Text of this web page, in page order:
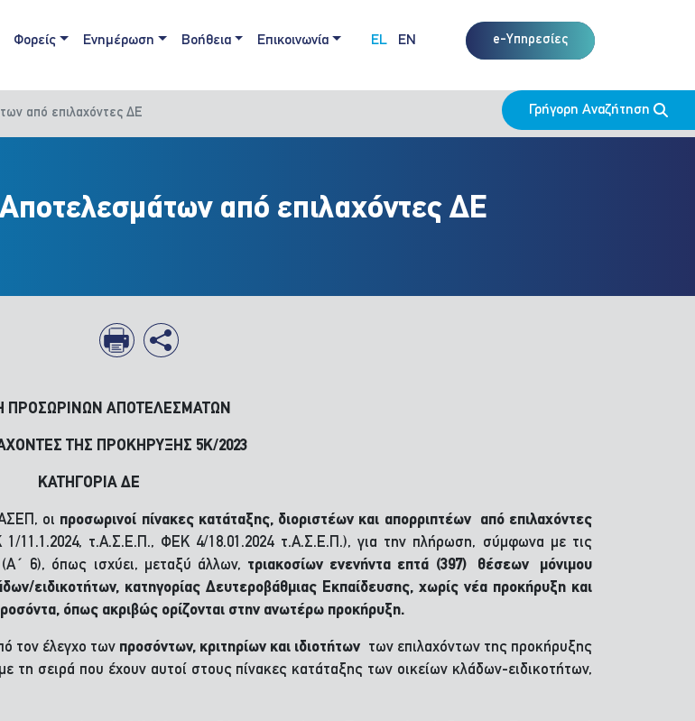
Φορείς Ενημέρωση Βοήθεια Επικοινωνία EL EN e-Υπηρεσίες
από επιλαχόντες ΔΕ Γρήγορη Αναζήτηση
από επιλαχόντες ΔΕ
ΠΡΟΣΩΡΙΝΩΝ ΑΠΟΤΕΛΕΣΜΑΤΩΝ
ΤΗΣ ΠΡΟΚΗΡΥΞΗΣ 5Κ/2023
ΚΑΤΗΓΟΡΙΑ ΔΕ
οι προσωρινοί πίνακες κατάταξης, διοριστέων και απορριπτέων από επιλαχόντες
11.1.2024, τ.Α.Σ.Ε.Π., ΦΕΚ 4/18.01.2024 τ.Α.Σ.Ε.Π.), για την πλήρωση, σύμφωνα με τις
6), όπως ισχύει, μεταξύ άλλων, τριακοσίων ενενήντα επτά (397) θέσεων μόνιμου
ειδικοτήτων, κατηγορίας Δευτεροβάθμιας Εκπαίδευσης, χωρίς νέα προκήρυξη και
όπως ακριβώς ορίζονται στην ανωτέρω προκήρυξη.
τον έλεγχο των προσόντων, κριτηρίων και ιδιοτήτων των επιλαχόντων της προκήρυξης
τη σειρά που έχουν αυτοί στους πίνακες κατάταξης των οικείων κλάδων-ειδικοτήτων,